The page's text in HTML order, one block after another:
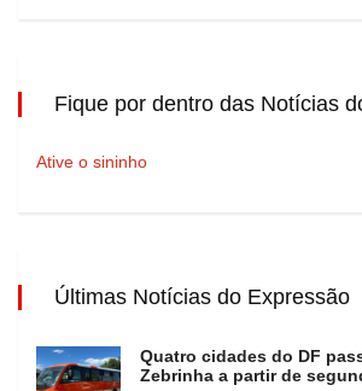
Fique por dentro das Notícias
Ative o sininho
Últimas Notícias do Expressão
Quatro cidades do DF
Zebrinha a partir de